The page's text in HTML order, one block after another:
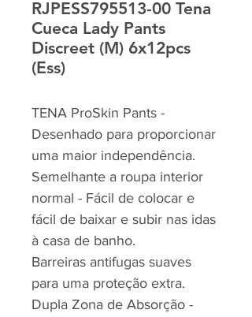
RJPESS795513-00 Tena
Cueca Lady Pants
Discreet (M) 6x12pcs
(Ess)
TENA ProSkin Pants -
Desenhado para proporcionar
uma maior independência.
Semelhante a roupa interior
normal - Fácil de colocar e
fácil de baixar e subir nas idas
à casa de banho.
Barreiras antifugas suaves
para uma proteção extra.
Dupla Zona de Absorção -